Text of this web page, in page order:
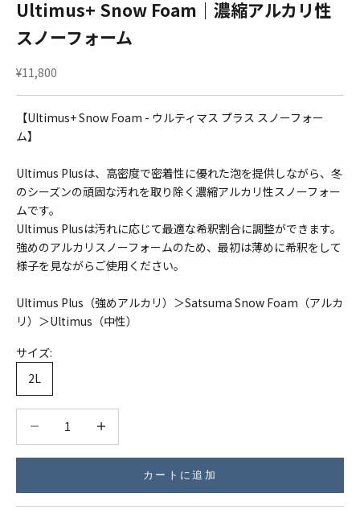
Ultimus+ Snow Foam｜濃縮アルカリ性
スノーフォーム
セール価格
¥11,800
【Ultimus+ Snow Foam - ウルティマス プラス スノーフォー
ム】
Ultimus Plusは、高密度で密着性に優れた泡を提供しながら、冬
のシーズンの頑固な汚れを取り除く濃縮アルカリ性スノーフォー
ムです。
Ultimus Plusは汚れに応じて最適な希釈割合に調整ができます。
強めのアルカリスノーフォームのため、最初は薄めに希釈をして
様子を見ながらご使用ください。
Ultimus Plus（強めアルカリ）＞Satsuma Snow Foam（アルカ
リ）＞Ultimus（中性）
サイズ:
2L
カートに追加